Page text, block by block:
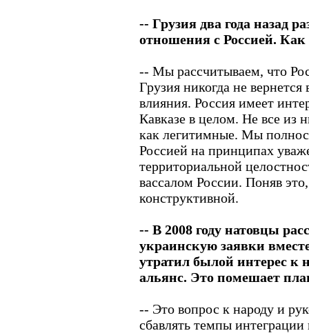
-- Грузия два года назад
отношения с Россией.
-- Мы рассчитываем, что
Грузия никогда не
влияния. Россия имеет
Кавказе в целом. Не все из
как легитимные. Мы
Россией на принципах
территориальной
вассалом России. Поняв
конструктивной.
-- В 2008 году натовцы
украинскую заявки
утратил былой интерес к
альянс. Это помешает
-- Это вопрос к народу и
сбавлять темпы интеграции